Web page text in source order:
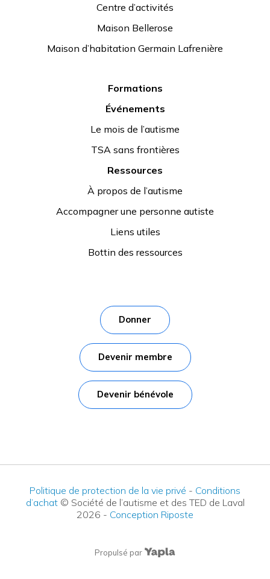
Centre d’activités
Maison Bellerose
Maison d’habitation Germain Lafrenière
Formations
Événements
Le mois de l’autisme
TSA sans frontières
Ressources
À propos de l’autisme
Accompagner une personne autiste
Liens utiles
Bottin des ressources
Donner
Devenir membre
Devenir bénévole
Politique de protection de la vie privé - Conditions
d’achat© Société de l’autisme et des TED de Laval
2026 - Conception Riposte
Propulsé par